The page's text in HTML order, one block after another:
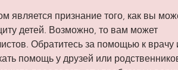
признание того, как вы
детей. Возможно, то вам может
Обратитесь за помощью к врачу
помощь у друзей или